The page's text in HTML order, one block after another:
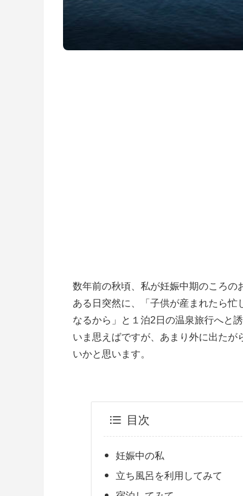
数年前の秋頃、私が妊娠中期のころの
ある日突然に、「子供が産まれたら忙
なるから」と１泊2日の温泉旅行へと
いま思えばですが、あまり外に出た
いかと思います。
目次
妊娠中の私
立ち風呂を利用してみて